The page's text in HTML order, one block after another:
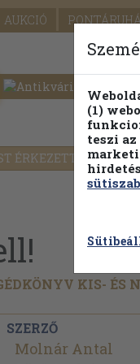
AUKCIÓ
ÉRKEZETT
KIS- ÉS
SZERZŐ
Molnár Antal
(1)
teszi az